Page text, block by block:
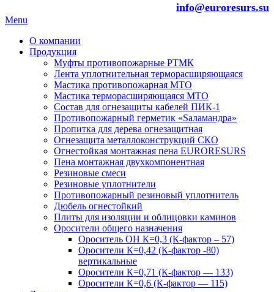
info@euroresurs.su
Menu
О компании
Продукция
Муфты противопожарные РТМК
Лента уплотнительная терморасширяющаяся
Мастика противопожарная МТО
Мастика терморасширяющаяся МТО
Состав для огнезащиты кабелей ПИК-1
Противопожарный герметик «Sаламандра»
Пропитка для дерева огнезащитная
Огнезащита металлоконструкций СКО
Огнестойкая монтажная пена EURORESURS
Пена монтажная двухкомпонентная
Резиновые смеси
Резиновые уплотнители
Противопожарный резиновый уплотнитель
Дюбель огнестойкий
Плиты для изоляции и облицовки каминов
Оросители общего назначения
Ороситель ОН К=0,3 (К-фактор – 57)
Оросители К=0,42 (К-фактор -80)
вертикальные
Оросители К=0,71 (К-фактор — 133)
Оросители К=0,6 (К-фактор — 115)